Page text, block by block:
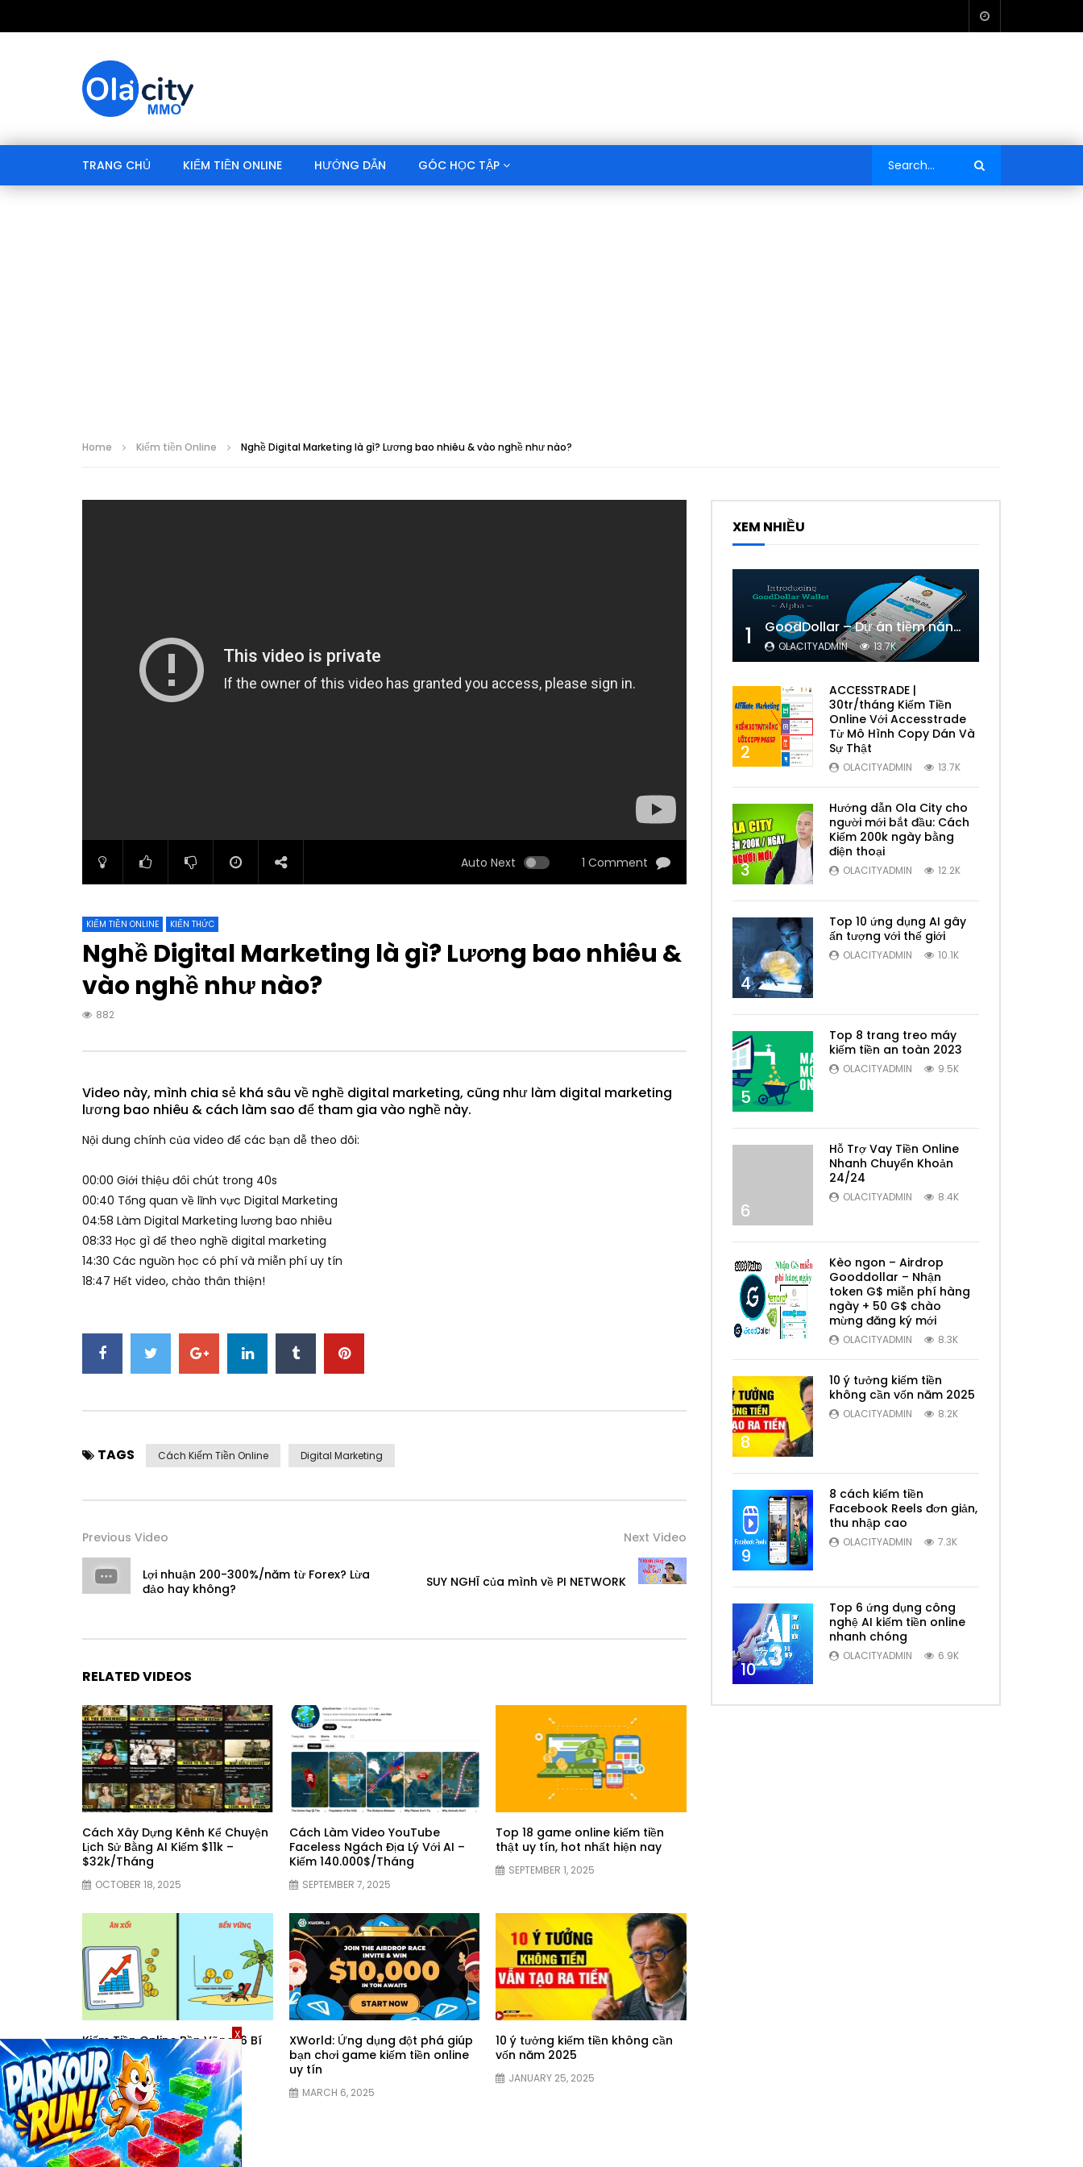
TRANG CHỦ KIẾM TIỀN ONLINE HƯỚNG DẪN GÓC HỌC TẬP
Home Kiếm tiền Online Nghề Digital Marketing là gì? Lương bao nhiêu & vào nghề như nào?
Auto Next 1 Comment
KIẾM TIỀN ONLINE KIẾN THỨC
Nghề Digital Marketing là gì? Lương bao nhiêu &
vào nghề như nào?
882
Video này, mình chia sẻ khá sâu về nghề digital marketing, cũng như làm digital marketing
lương bao nhiêu & cách làm sao để tham gia vào nghề này.
Nội dung chính của video để các bạn dễ theo dõi:
00:00​ Giới thiệu đôi chút trong 40s
00:40​ Tổng quan về lĩnh vực Digital Marketing
04:58​ Làm Digital Marketing lương bao nhiêu
08:33​ Học gì để theo nghề digital marketing
14:30​ Các nguồn học có phí và miễn phí uy tín
18:47​ Hết video, chào thân thiện!
TAGS Cách Kiếm Tiền Online Digital Marketing
Previous Video
Lợi nhuận 200-300%/năm từ Forex? Lừa
đảo hay không?
Next Video
SUY NGHĨ của mình về PI NETWORK
RELATED VIDEOS
Cách Xây Dựng Kênh Kể Chuyện
Lịch Sử Bằng AI Kiếm $11k –
$32k/Tháng
OCTOBER 18, 2025
Cách Làm Video YouTube
Faceless Ngách Địa Lý Với AI –
Kiếm 140.000$/Tháng
SEPTEMBER 7, 2025
Top 18 game online kiếm tiền
thật uy tín, hot nhất hiện nay
SEPTEMBER 1, 2025
Kiếm Tiền Online Bền Vững: 6 Bí
Mật Giúp Bạn Xây Dựng Thu
Nhập Ổn Định
AUGUST 15, 2025
XWorld: Ứng dụng đột phá giúp
bạn chơi game kiếm tiền online
uy tín
MARCH 6, 2025
10 ý tưởng kiếm tiền không cần
vốn năm 2025
JANUARY 25, 2025
XEM NHIỀU
1 GoodDollar – Dự án tiềm năng của eToro có phải lừa đảo hay không?
OLACITYADMIN 13.7K
2
ACCESSTRADE |
30tr/tháng Kiếm Tiền
Online Với Accesstrade
Từ Mô Hình Copy Dán Và
Sự Thật
OLACITYADMIN 13.7K
3
Hướng dẫn Ola City cho
người mới bắt đầu: Cách
Kiếm 200k ngày bằng
điện thoại
OLACITYADMIN 12.2K
4
Top 10 ứng dụng AI gây
ấn tượng với thế giới
OLACITYADMIN 10.1K
5
Top 8 trang treo máy
kiếm tiền an toàn 2023
OLACITYADMIN 9.5K
6
Hỗ Trợ Vay Tiền Online
Nhanh Chuyển Khoản
24/24
OLACITYADMIN 8.4K
7
Kèo ngon – Airdrop
Gooddollar – Nhận
token G$ miễn phí hàng
ngày + 50 G$ chào
mừng đăng ký mới
OLACITYADMIN 8.3K
8
10 ý tưởng kiếm tiền
không cần vốn năm 2025
OLACITYADMIN 8.2K
9
8 cách kiếm tiền
Facebook Reels đơn giản,
thu nhập cao
OLACITYADMIN 7.3K
10
Top 6 ứng dụng công
nghệ AI kiếm tiền online
nhanh chóng
OLACITYADMIN 6.9K
X